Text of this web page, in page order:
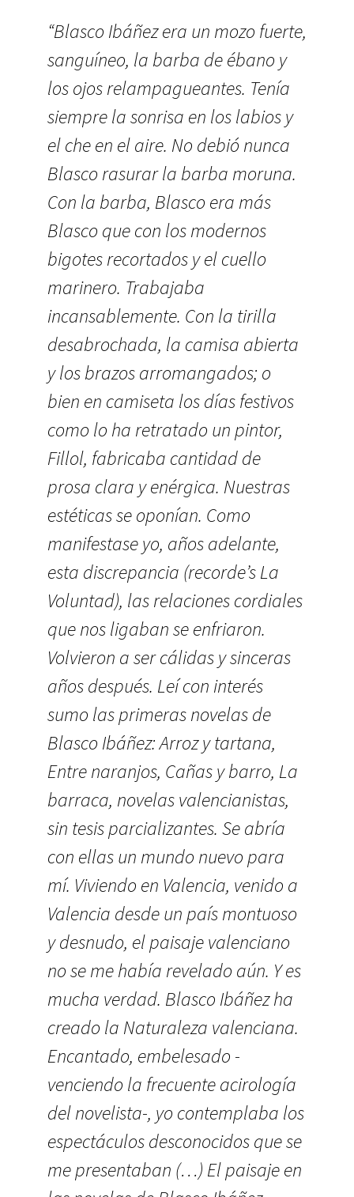
“Blasco Ibáñez era un mozo fuerte,
sanguíneo, la barba de ébano y
los ojos relampagueantes. Tenía
siempre la sonrisa en los labios y
el che en el aire. No debió nunca
Blasco rasurar la barba moruna.
Con la barba, Blasco era más
Blasco que con los modernos
bigotes recortados y el cuello
marinero. Trabajaba
incansablemente. Con la tirilla
desabrochada, la camisa abierta
y los brazos arromangados; o
bien en camiseta los días festivos
como lo ha retratado un pintor,
Fillol, fabricaba cantidad de
prosa clara y enérgica. Nuestras
estéticas se oponían. Como
manifestase yo, años adelante,
esta discrepancia (recorde’s La
Voluntad), las relaciones cordiales
que nos ligaban se enfriaron.
Volvieron a ser cálidas y sinceras
años después. Leí con interés
sumo las primeras novelas de
Blasco Ibáñez: Arroz y tartana,
Entre naranjos, Cañas y barro, La
barraca, novelas valencianistas,
sin tesis parcializantes. Se abría
con ellas un mundo nuevo para
mí. Viviendo en Valencia, venido a
Valencia desde un país montuoso
y desnudo, el paisaje valenciano
no se me había revelado aún. Y es
mucha verdad. Blasco Ibáñez ha
creado la Naturaleza valenciana.
Encantado, embelesado -
venciendo la frecuente acirología
del novelista-, yo contemplaba los
espectáculos desconocidos que se
me presentaban (…) El paisaje en